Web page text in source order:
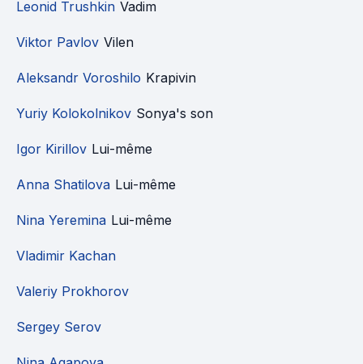
Leonid Trushkin Vadim
Viktor Pavlov Vilen
Aleksandr Voroshilo Krapivin
Yuriy Kolokolnikov Sonya's son
Igor Kirillov Lui-même
Anna Shatilova Lui-même
Nina Yeremina Lui-même
Vladimir Kachan
Valeriy Prokhorov
Sergey Serov